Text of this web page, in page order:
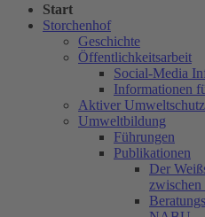
Start
Storchenhof
Geschichte
Öffentlichkeitsarbeit
Social-Media
Informationen
Aktiver Umweltschutz
Umweltbildung
Führungen
Publikationen
Der